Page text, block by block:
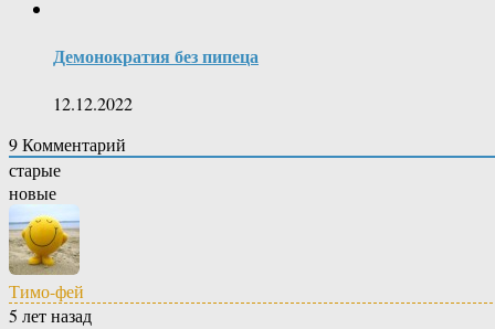
Демонократия без пипеца
12.12.2022
9Комментарий
старые
новые
Тимо-фей
5 лет назад